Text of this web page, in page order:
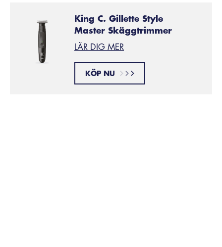
King C. Gillette Style
Master Skäggtrimmer
LÄR DIG MER
KÖP NU